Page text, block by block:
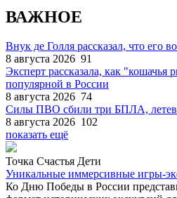
ВАЖНОЕ
Внук де Голля рассказал, что его
8 августа 2026 91
Эксперт рассказала, как "кошачья
популярной в России
8 августа 2026 74
Силы ПВО сбили три БПЛА,
8 августа 2026 102
показать ещё
Точка Счастья Дети
Уникальные иммерсивные игры-
Ко Дню Победы в России